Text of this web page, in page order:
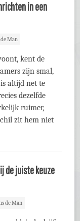
in een
de Man
kent de
zijn smal,
altijd net te
dezelfde
ruimer,
zit hem niet
de juiste keuze
de Man